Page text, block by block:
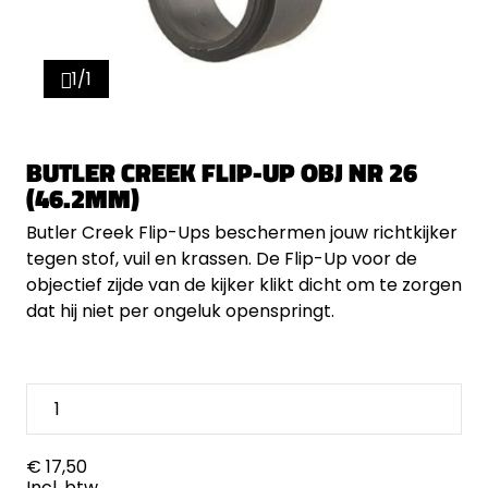
1/1
BUTLER CREEK FLIP-UP OBJ NR 26
(46.2MM)
Butler Creek Flip-Ups beschermen jouw richtkijker
tegen stof, vuil en krassen. De Flip-Up voor de
objectief zijde van de kijker klikt dicht om te zorgen
dat hij niet per ongeluk openspringt.
€ 17,50